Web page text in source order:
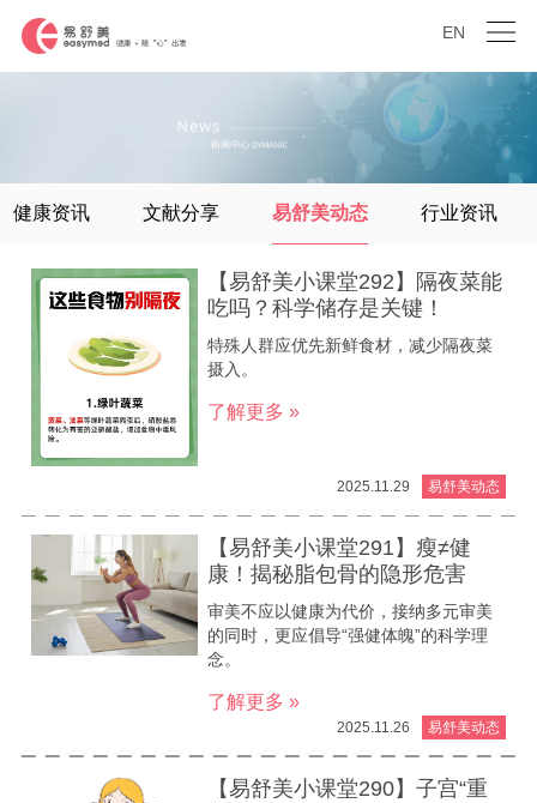
EN
健康资讯 文献分享 易舒美动态 行业资讯
【易舒美小课堂292】隔夜菜能
吃吗？科学储存是关键！
特殊人群应优先新鲜食材，减少隔夜菜
摄入。
了解更多 »
易舒美动态
2025.11.29
【易舒美小课堂291】瘦≠健
康！揭秘脂包骨的隐形危害
审美不应以健康为代价，接纳多元审美
的同时，更应倡导“强健体魄”的科学理
念。
了解更多 »
易舒美动态
2025.11.26
【易舒美小课堂290】子宫“重